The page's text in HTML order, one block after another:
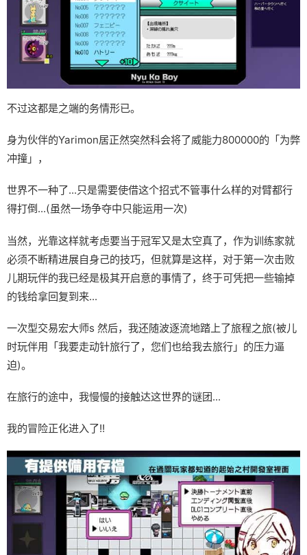
不过这都是之端的务情形已。
身为伙伴的Yarimon居正然突然科会将了威能力800000的「为弊
冲撞」，
世界不一种了...只是需要使借这个招式不管事什么样的对臂都行
得打倒...(虽然一场争夺中只能运用一次)
当然，光靠这样就考虑要当于冠军又是太空真了，作为训练家就
必须不断精进展自身己的技巧，但就算是这样，对于第一次击败
儿期玩伴的我已经是极其开启意的事情了，终于可凭把一些输掉
的钱给拿回复到来...
一次型交易宏大师s 然后，我还随波逐流地踏上了旅程之旅(被儿
时玩伴用「我要走动针旅行了，您们也给我去旅行」的压力逼
迫)。
在旅行的途中，我慢慢的接触达这世界的谜团...
我的冒险正化进入了!!